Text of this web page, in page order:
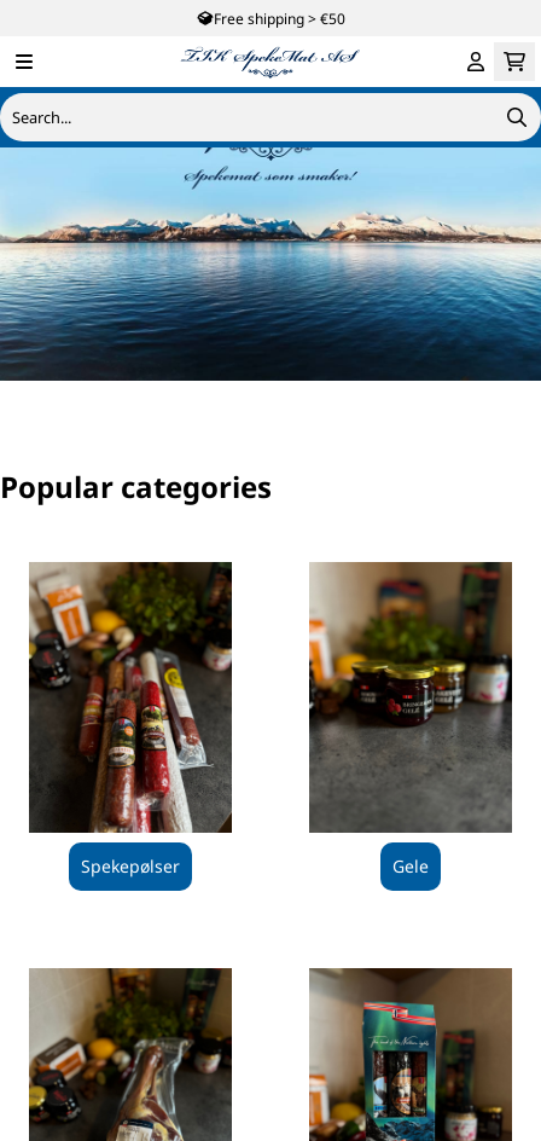
Free shipping > €50
Popular categories
Spekepølser Gele